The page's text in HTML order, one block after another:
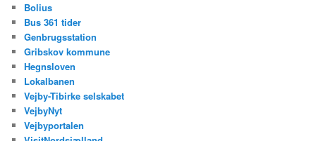
Bolius
Bus 361 tider
Genbrugsstation
Gribskov kommune
Hegnsloven
Lokalbanen
Vejby-Tibirke selskabet
VejbyNyt
Vejbyportalen